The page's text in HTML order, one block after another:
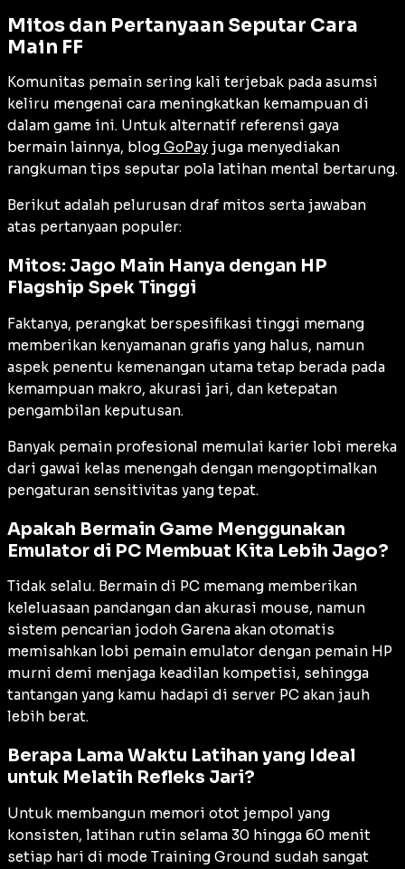
Mitos dan Pertanyaan Seputar Cara
Main FF
Komunitas pemain sering kali terjebak pada asumsi
keliru mengenai cara meningkatkan kemampuan di
dalam game ini. Untuk alternatif referensi gaya
bermain lainnya, blog GoPay juga menyediakan
rangkuman tips seputar pola latihan mental bertarung.
Berikut adalah pelurusan draf mitos serta jawaban
atas pertanyaan populer:
Mitos: Jago Main Hanya dengan HP
Flagship Spek Tinggi
Faktanya, perangkat berspesifikasi tinggi memang
memberikan kenyamanan grafis yang halus, namun
aspek penentu kemenangan utama tetap berada pada
kemampuan makro, akurasi jari, dan ketepatan
pengambilan keputusan.
Banyak pemain profesional memulai karier lobi mereka
dari gawai kelas menengah dengan mengoptimalkan
pengaturan sensitivitas yang tepat.
Apakah Bermain Game Menggunakan
Emulator di PC Membuat Kita Lebih Jago?
Tidak selalu. Bermain di PC memang memberikan
keleluasaan pandangan dan akurasi mouse, namun
sistem pencarian jodoh Garena akan otomatis
memisahkan lobi pemain emulator dengan pemain HP
murni demi menjaga keadilan kompetisi, sehingga
tantangan yang kamu hadapi di server PC akan jauh
lebih berat.
Berapa Lama Waktu Latihan yang Ideal
untuk Melatih Refleks Jari?
Untuk membangun memori otot jempol yang
konsisten, latihan rutin selama 30 hingga 60 menit
setiap hari di mode Training Ground sudah sangat